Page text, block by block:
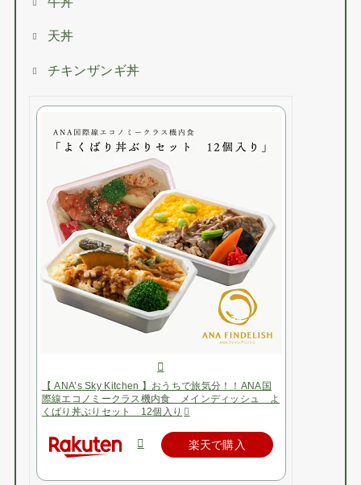
天丼
チキンザンギ丼
【 ANA’s Sky Kitchen 】おうちで旅気分！！ANA国
際線エコノミークラス機内食 メインディッシュ よ
くばり丼ぶりセット 12個入り
楽天で購入